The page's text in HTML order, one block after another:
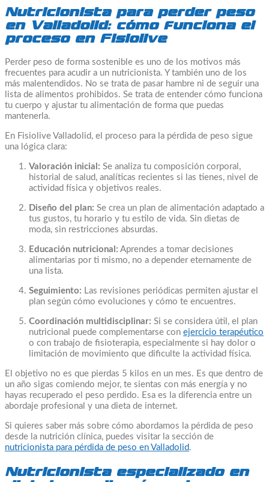
Nutricionista para perder peso
en Valladolid: cómo funciona el
proceso en Fisiolive
Perder peso de forma sostenible es uno de los motivos más
frecuentes para acudir a un nutricionista. Y también uno de los
más malentendidos. No se trata de pasar hambre ni de seguir una
lista de alimentos prohibidos. Se trata de entender cómo funciona
tu cuerpo y ajustar tu alimentación de forma que puedas
mantenerla.
En Fisiolive Valladolid, el proceso para la pérdida de peso sigue
una lógica clara:
Valoración inicial: Se analiza tu composición corporal,
historial de salud, analíticas recientes si las tienes, nivel de
actividad física y objetivos reales.
Diseño del plan: Se crea un plan de alimentación adaptado a
tus gustos, tu horario y tu estilo de vida. Sin dietas de
moda, sin restricciones absurdas.
Educación nutricional: Aprendes a tomar decisiones
alimentarias por ti mismo, no a depender eternamente de
una lista.
Seguimiento: Las revisiones periódicas permiten ajustar el
plan según cómo evoluciones y cómo te encuentres.
Coordinación multidisciplinar: Si se considera útil, el plan
nutricional puede complementarse con ejercicio terapéutico
o con trabajo de fisioterapia, especialmente si hay dolor o
limitación de movimiento que dificulte la actividad física.
El objetivo no es que pierdas 5 kilos en un mes. Es que dentro de
un año sigas comiendo mejor, te sientas con más energía y no
hayas recuperado el peso perdido. Esa es la diferencia entre un
abordaje profesional y una dieta de internet.
Si quieres saber más sobre cómo abordamos la pérdida de peso
desde la nutrición clínica, puedes visitar la sección de
nutricionista para pérdida de peso en Valladolid.
Nutricionista especializado en